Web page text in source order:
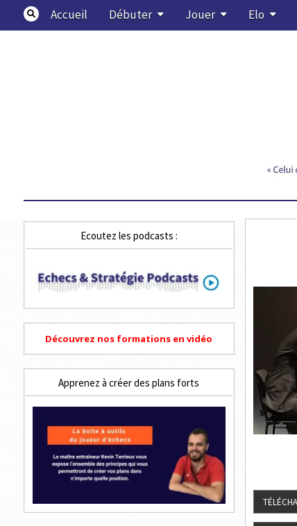
content
Accueil Débuter Jouer Elo
Ecoutez les podcasts :
Découvrez nos formations en vidéo
Apprenez à créer des plans forts